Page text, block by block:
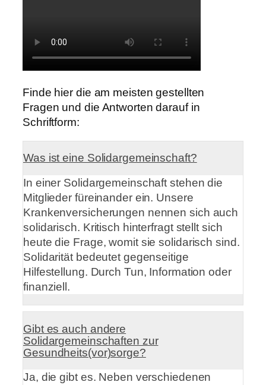
Finde hier die am meisten gestellten
Fragen und die Antworten darauf in
Schriftform:
Was ist eine Solidargemeinschaft?
In einer Solidargemeinschaft stehen die
Mitglieder füreinander ein. Unsere
Krankenversicherungen nennen sich auch
solidarisch. Kritisch hinterfragt stellt sich
heute die Frage, womit sie solidarisch sind.
Solidarität bedeutet gegenseitige
Hilfestellung. Durch Tun, Information oder
finanziell.
Gibt es auch andere
Solidargemeinschaften zur
Gesundheits(vor)sorge?
Ja, die gibt es. Neben verschiedenen